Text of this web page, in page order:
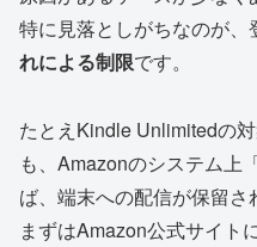
特に見落としがちなのが、
れによる制限です。
たとえKindle Unlimitedの
も、Amazonのシステム上
ば、端末への配信が保留さ
まずはAmazon公式サイト